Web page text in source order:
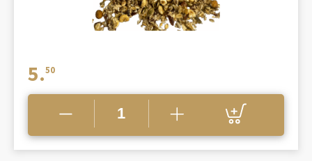
5.50